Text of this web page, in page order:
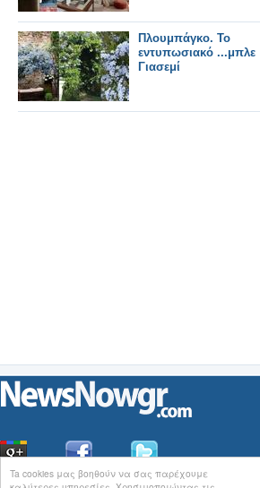
Ta cookies μας βοηθούν να σας παρέχουμε
Πλουμπάγκο. Το
εντυπωσιακό ...μπλε
Γιασεμί